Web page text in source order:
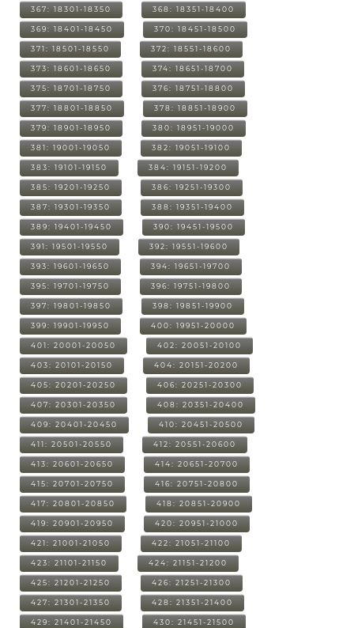
367: 18301-18350 368: 18351-18400
369: 18401-18450 370: 18451-18500
371: 18501-18550 372: 18551-18600
373: 18601-18650 374: 18651-18700
375: 18701-18750 376: 18751-18800
377: 18801-18850 378: 18851-18900
379: 18901-18950 380: 18951-19000
381: 19001-19050 382: 19051-19100
383: 19101-19150 384: 19151-19200
385: 19201-19250 386: 19251-19300
387: 19301-19350 388: 19351-19400
389: 19401-19450 390: 19451-19500
391: 19501-19550 392: 19551-19600
393: 19601-19650 394: 19651-19700
395: 19701-19750 396: 19751-19800
397: 19801-19850 398: 19851-19900
399: 19901-19950 400: 19951-20000
401: 20001-20050 402: 20051-20100
403: 20101-20150 404: 20151-20200
405: 20201-20250 406: 20251-20300
407: 20301-20350 408: 20351-20400
409: 20401-20450 410: 20451-20500
411: 20501-20550 412: 20551-20600
413: 20601-20650 414: 20651-20700
415: 20701-20750 416: 20751-20800
417: 20801-20850 418: 20851-20900
419: 20901-20950 420: 20951-21000
421: 21001-21050 422: 21051-21100
423: 21101-21150 424: 21151-21200
425: 21201-21250 426: 21251-21300
427: 21301-21350 428: 21351-21400
429: 21401-21450 430: 21451-21500